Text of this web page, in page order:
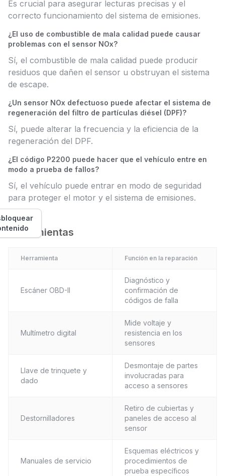
Es crucial para asegurar lecturas precisas y el
correcto funcionamiento del sistema de emisiones.
¿El uso de combustible de mala calidad puede causar
problemas con el sensor NOx?
Sí, el combustible de mala calidad puede producir
residuos que dañen el sensor u obstruyan el sistema
de escape.
¿Un sensor NOx defectuoso puede afectar el sistema de
regeneración del filtro de partículas diésel (DPF)?
Sí, puede alterar la frecuencia y la eficiencia de la
regeneración del DPF.
¿El código P2200 puede hacer que el vehículo entre en
modo a prueba de fallos?
Sí, el vehículo puede entrar en modo de seguridad
para proteger el motor y el sistema de emisiones.
Herramientas
Herramienta Función en la reparación
Escáner OBD-II
Diagnóstico y
confirmación de
códigos de falla
Multímetro digital
Mide voltaje y
resistencia en los
sensores
Llave de trinquete y
dado
Desmontaje de partes
involucradas para
acceso a sensores
Destornilladores
Retiro de cubiertas y
paneles de acceso al
sensor
Manuales de servicio
Esquemas eléctricos y
procedimientos de
prueba específicos